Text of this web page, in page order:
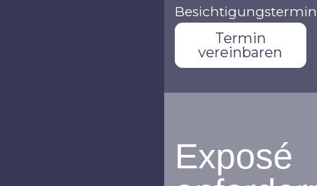
Termin
vereinbaren
Exposé